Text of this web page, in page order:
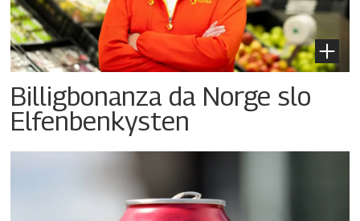
Billigbonanza da Norge slo
Elfenbenkysten